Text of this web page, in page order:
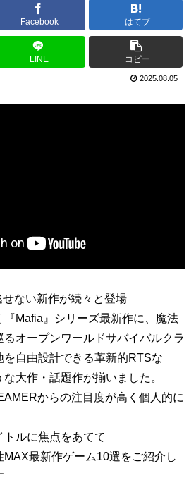
Facebook はてブ
LINE コピー
2025.08.05
ない新作が続々と登場
Mafia』シリーズ最新作に、魔法
オープンワールドサバイバルクラ
を自由設計できる革新的RTSな
大作・話題作が揃いました。
からの注目度が高く個人的に
ルに焦点をあてて
最新作ゲーム10選をご紹介し